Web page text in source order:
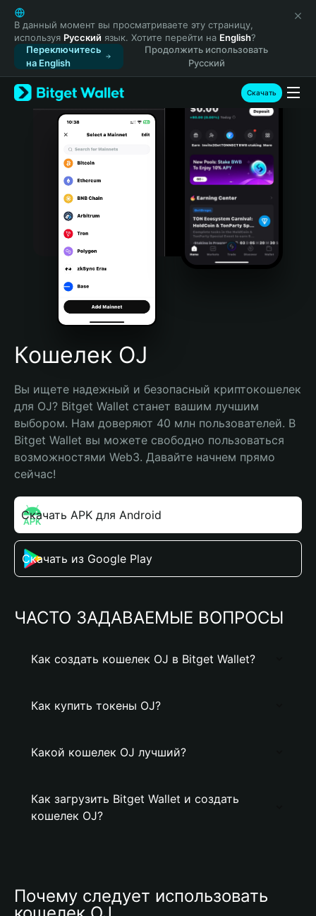
English
日本語
Tiếng Việt
Русский
Español (Latinoamérica)
Türkçe
Italiano
Português (Portugal)
Bahasa Indonesia
Português (Brasil)
Español (Argentina)
В данный момент вы просматриваете эту страницу,
используя Русский язык. Хотите перейти на English?
Переключитесь
на English
Продолжить использовать
Русский
Скачать
Кошелек OJ
Вы ищете надежный и безопасный криптокошелек
для OJ? Bitget Wallet станет вашим лучшим
выбором. Нам доверяют 40 млн пользователей. В
Bitget Wallet вы можете свободно пользоваться
возможностями Web3. Давайте начнем прямо
сейчас!
Скачать APK для Android
Скачать из Google Play
ЧАСТО ЗАДАВАЕМЫЕ ВОПРОСЫ
Как создать кошелек OJ в Bitget Wallet?
Как купить токены OJ?
Какой кошелек OJ лучший?
Как загрузить Bitget Wallet и создать
кошелек OJ?
Почему следует использовать